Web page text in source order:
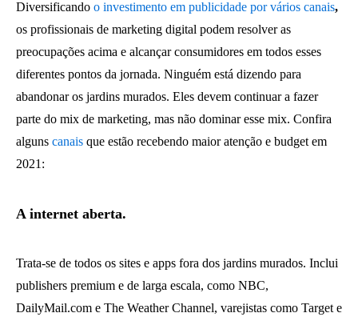
Diversificando o investimento em publicidade por vários canais,
os profissionais de marketing digital podem resolver as
preocupações acima e alcançar consumidores em todos esses
diferentes pontos da jornada. Ninguém está dizendo para
abandonar os jardins murados. Eles devem continuar a fazer
parte do mix de marketing, mas não dominar esse mix. Confira
alguns canais que estão recebendo maior atenção e budget em
2021:
A internet aberta.
Trata-se de todos os sites e apps fora dos jardins murados. Inclui
publishers premium e de larga escala, como NBC,
DailyMail.com e The Weather Channel, varejistas como Target e